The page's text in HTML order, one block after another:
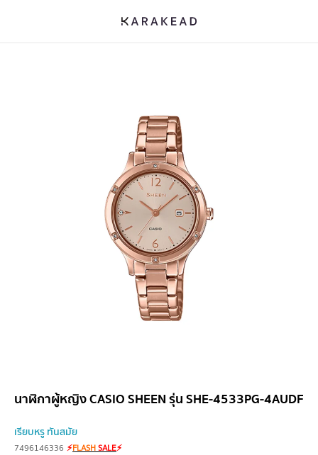
นาฬิกาผู้หญิง CASIO SHEEN รุ่น SHE-4533PG-4AUDF
เรียบหรู ทันสมัย
7496146336 ⚡FLASHSALE⚡